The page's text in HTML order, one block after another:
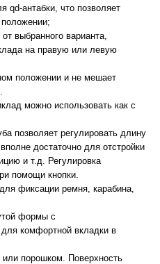
qd-антабки, что позволяет
выбранного варианта,
на правую или левую
положении и не мешает
можно использовать как с
позволяет регулировать длину
достаточно для отстройки
и т.д. Регулировка
помощи кнопки.
фиксации ремня, карабина,
формы с
комфортной вкладки в
порошком. Поверхность